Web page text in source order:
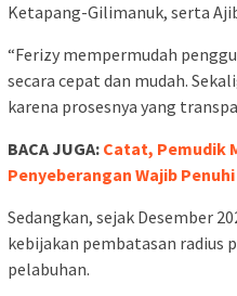
Ketapang-Gilimanuk, serta
“Ferizy mempermudah
secara cepat dan mudah.
karena prosesnya yang
BACA JUGA: Catat, Pemudik
Penyeberangan Wajib
Sedangkan, sejak Desember
kebijakan pembatasan radius
pelabuhan.